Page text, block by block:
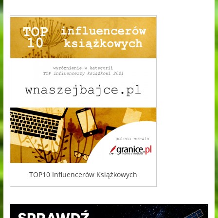
TOP10 Influencerów Książkowych